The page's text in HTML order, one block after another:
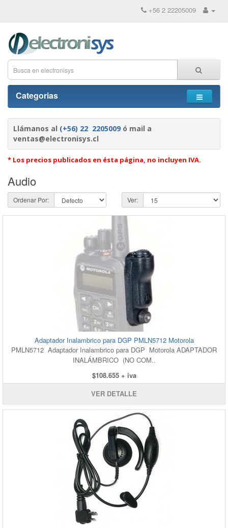
+56 2 22205009
Categorias
Llámanos al (+56) 22 2205009 ó mail a
ventas@electronisys.cl
* Los precios publicados en ésta página, no incluyen IVA.
Audio
Ordenar Por: Ver:
Adaptador Inalambrico para DGP PMLN5712 Motorola
PMLN5712 Adaptador Inalambrico para DGP Motorola ADAPTADOR
INALÁMBRICO (NO COM..
$108.655 + iva
VER DETALLE